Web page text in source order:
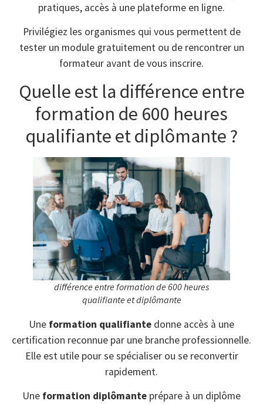
pratiques, accès à une plateforme en ligne.
Privilégiez les organismes qui vous permettent de
tester un module gratuitement ou de rencontrer un
formateur avant de vous inscrire.
Quelle est la différence entre
formation de 600 heures
qualifiante et diplômante ?
différence entre formation de 600 heures
qualifiante et diplômante
Une formation qualifiante donne accès à une
certification reconnue par une branche professionnelle.
Elle est utile pour se spécialiser ou se reconvertir
rapidement.
Une formation diplômante prépare à un diplôme